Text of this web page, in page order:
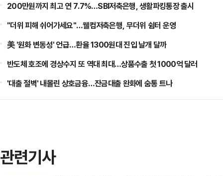
200만원까지 최고 연 7.7%…SBI저축은행, 생활파킹통장 출시
"더위 피해 쉬어가세요"…웰컴저축은행, 무더위 쉼터 운영
美 '원화 변동성' 언급…환율 1300원대 진입 날개 달까
반도체 호조에 경상수지 또 역대 최대…상품수출 첫 1000억 달러
'대출 절벽' 내몰린 상호금융…잔금대출 완화에 숨통 트나
관련기사